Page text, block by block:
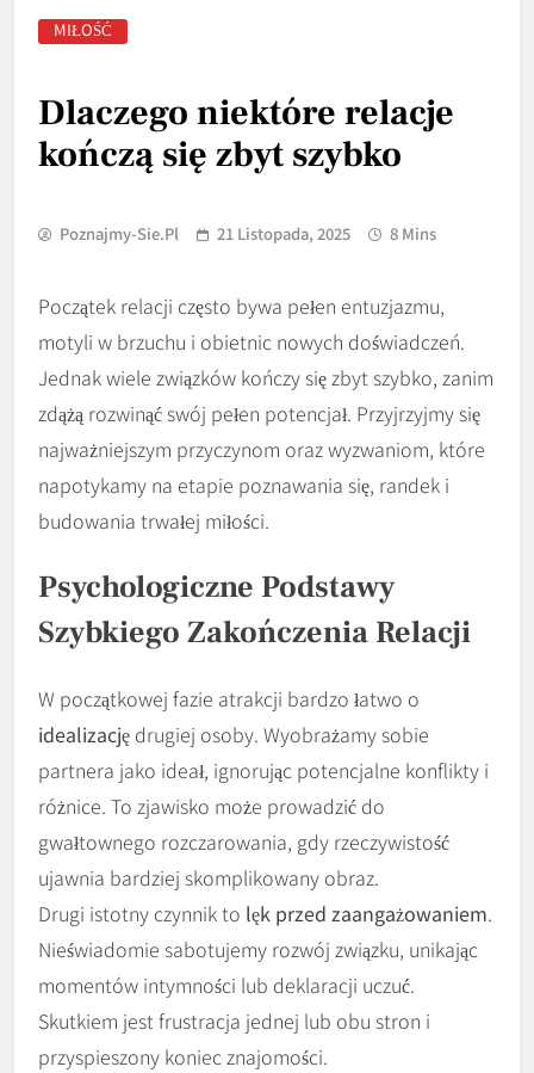
MIŁOŚĆ
Dlaczego niektóre relacje
kończą się zbyt szybko
Poznajmy-Sie.pl 21 Listopada, 2025 8 Mins
Początek relacji często bywa pełen entuzjazmu,
motyli w brzuchu i obietnic nowych doświadczeń.
Jednak wiele związków kończy się zbyt szybko, zanim
zdążą rozwinąć swój pełen potencjał. Przyjrzyjmy się
najważniejszym przyczynom oraz wyzwaniom, które
napotykamy na etapie poznawania się, randek i
budowania trwałej miłości.
Psychologiczne Podstawy
Szybkiego Zakończenia Relacji
W początkowej fazie atrakcji bardzo łatwo o
idealizację drugiej osoby. Wyobrażamy sobie
partnera jako ideał, ignorując potencjalne konflikty i
różnice. To zjawisko może prowadzić do
gwałtownego rozczarowania, gdy rzeczywistość
ujawnia bardziej skomplikowany obraz.
Drugi istotny czynnik to lęk przed zaangażowaniem.
Nieświadomie sabotujemy rozwój związku, unikając
momentów intymności lub deklaracji uczuć.
Skutkiem jest frustracja jednej lub obu stron i
przyspieszony koniec znajomości.